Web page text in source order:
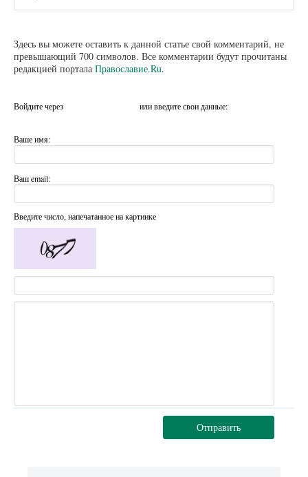
Здесь вы можете оставить к данной статье свой комментарий, не
превышающий 700 символов. Все комментарии будут прочитаны
редакцией портала Православие.Ru.
Войдите через или введите свои данные:
Ваше имя:
Ваш email:
Введите число, напечатанное на картинке
Отправить